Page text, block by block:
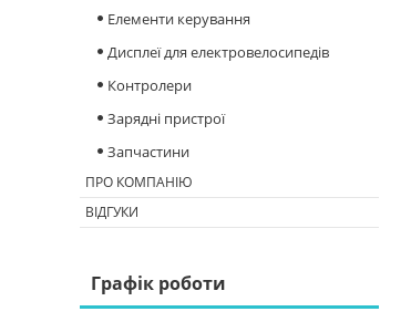
Елементи керування
Дисплеї для електровелосипедів
Контролери
Зарядні пристрої
Запчастини
ПРО КОМПАНІЮ
ВІДГУКИ
Графік роботи